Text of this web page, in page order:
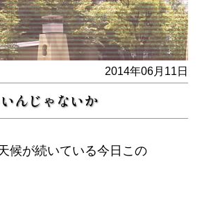
2014年06月11日
んじゃないか
候が続いている今日この